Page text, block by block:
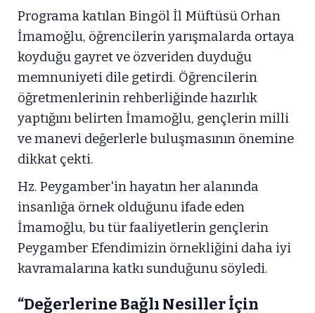
Programa katılan Bingöl İl Müftüsü Orhan
İmamoğlu, öğrencilerin yarışmalarda ortaya
koyduğu gayret ve özveriden duyduğu
memnuniyeti dile getirdi. Öğrencilerin
öğretmenlerinin rehberliğinde hazırlık
yaptığını belirten İmamoğlu, gençlerin milli
ve manevi değerlerle buluşmasının önemine
dikkat çekti.
Hz. Peygamber'in hayatın her alanında
insanlığa örnek olduğunu ifade eden
İmamoğlu, bu tür faaliyetlerin gençlerin
Peygamber Efendimizin örnekliğini daha iyi
kavramalarına katkı sunduğunu söyledi.
“Değerlerine Bağlı Nesiller İçin